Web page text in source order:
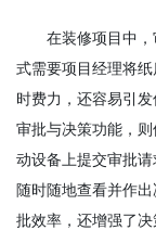
在装修项目中
式需要项目经理将
时费力，还容易引
审批与决策功能，
动设备上提交审批
随时随地查看并作
批效率，还增强了决